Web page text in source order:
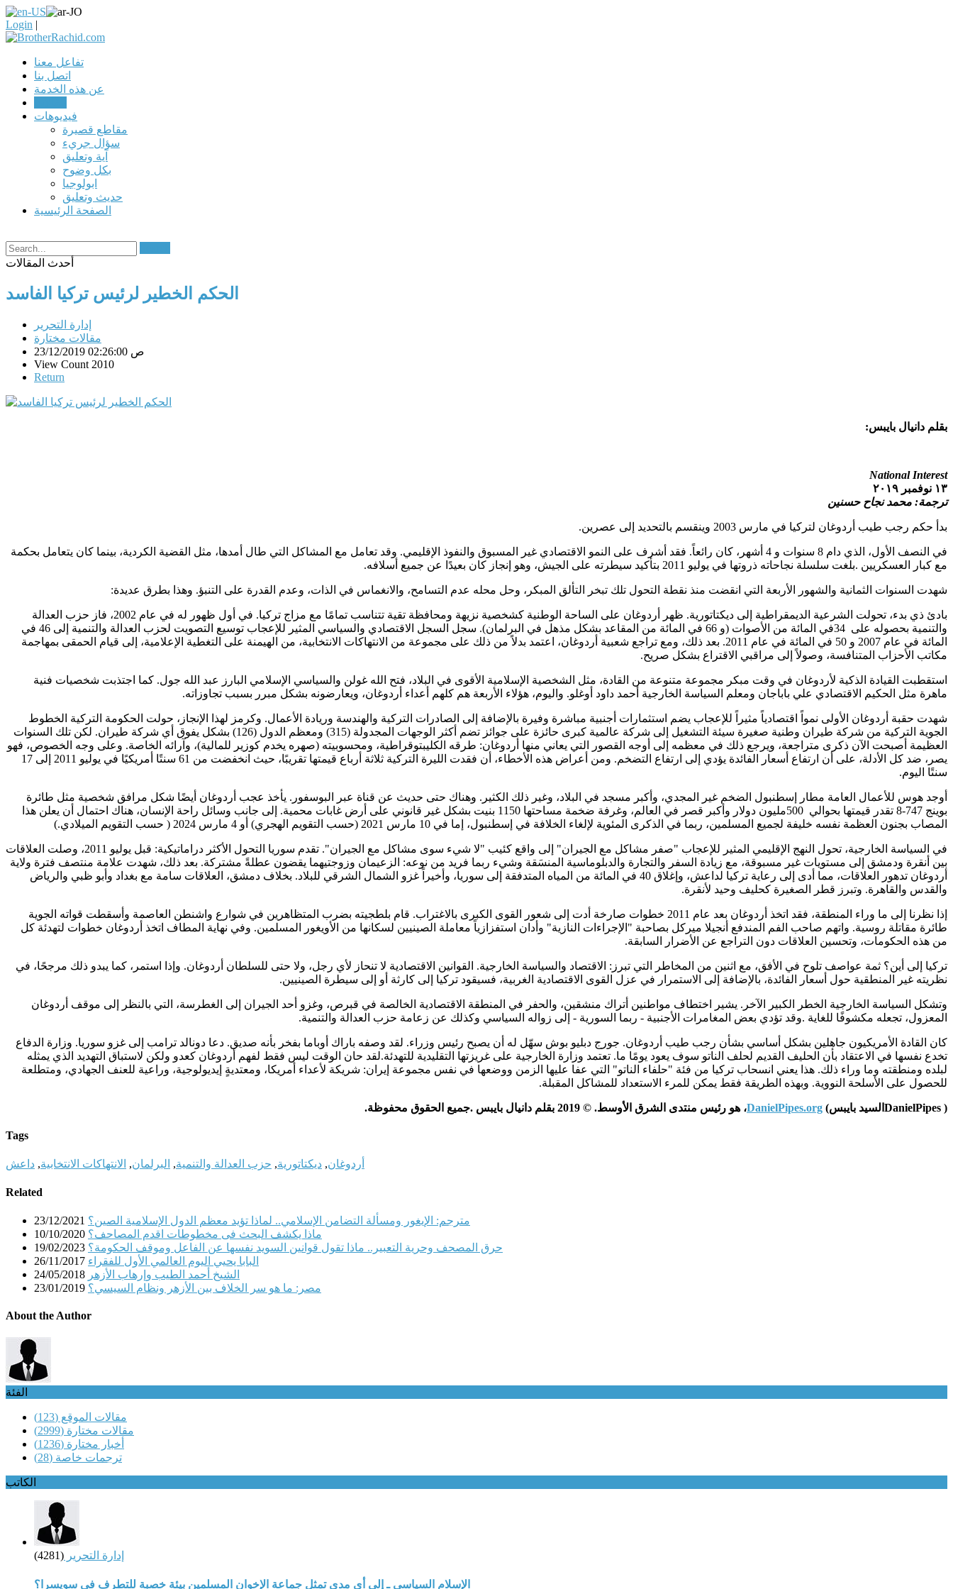
Login |
تفاعل معنا
اتصل بنا
عن هذه الخدمة
فيديوهات
مقاطع قصيرة
سؤال جريء
آية وتعليق
بكل وضوح
ابولوجيا
حديث وتعليق
الصفحة الرئيسية
أحدث المقالات
الحكم الخطير لرئيس تركيا الفاسد
إدارة التحرير
مقالات مختارة
23/12/2019 02:26:00 ص
View Count 2010
Return
بقلم دانيال بايبس:
National Interest
١٣ نوفمبر ٢٠١٩
ترجمة: محمد نجاح حسنين
بدأ حكم رجب طيب أردوغان لتركيا في مارس 2003 وينقسم بالتحديد إلى عصرين .
في النصف الأول، الذي دام 8 سنوات و 4 أشهر، كان رائعاً. فقد أشرف على النمو الاقتصادي غير المسبوق والنفوذ الإقليمي. وقد تعامل مع المشاكل التي طال أمدها، مثل القضية الكردية، بينما كان يتعامل بحكمة
مع كبار العسكريين .بلغت سلسلة نجاحاته ذروتها في يوليو 2011 بتأكيد سيطرته على الجيش، وهو إنجاز كان بعيدًا عن جميع أسلافه .
شهدت السنوات الثمانية والشهور الأربعة التي انقضت منذ نقطة التحول تلك تبخر التألق المبكر، وحل محله عدم التسامح، والانغماس في الذات، وعدم القدرة على التنبؤ. وهذا بطرق عديدة:
بادئ ذي بدء، تحولت الشرعية الديمقراطية إلى ديكتاتورية. ظهر أردوغان على الساحة الوطنية كشخصية نزيهة ومحافظة تقية تتناسب تمامًا مع مزاج تركيا. في أول ظهور له في عام 2002، فاز حزب العدالة
والتنمية بحصوله على 34
في المائة من الأصوات (و 66 في المائة من المقاعد بشكل مذهل في البرلمان). سجل السجل الاقتصادي والسياسي المثير للإعجاب توسيع التصويت لحزب العدالة والتنمية إلى 46 في
المائة في عام 2007 و 50 في المائة في عام 2011. بعد ذلك، ومع تراجع شعبية أردوغان، اعتمد بدلاً من ذلك على مجموعة من الانتهاكات الانتخابية، من الهيمنة على التغطية الإعلامية، إلى قيام الحمقى بمهاجمة
مكاتب الأحزاب المتنافسة، وصولاً إلى مراقبي الاقتراع بشكل صريح.
استقطبت القيادة الذكية لأردوغان في وقت مبكر مجموعة متنوعة من القادة، مثل الشخصية الإسلامية الأقوى في البلاد، فتح الله غولن والسياسي الإسلامي البارز عبد الله جول. كما اجتذبت شخصيات فنية
ماهرة مثل الحكيم الاقتصادي علي باباجان ومعلم السياسة الخارجية أحمد داود أوغلو. واليوم، هؤلاء الأربعة هم كلهم أعداء أردوغان، ويعارضونه بشكل مبرر بسبب تجاوزاته.
شهدت حقبة أردوغان الأولى نمواً اقتصادياً مثيراً للإعجاب يضم استثمارات أجنبية مباشرة وفيرة بالإضافة إلى الصادرات التركية والهندسة وريادة الأعمال. وكرمز لهذا الإنجاز، حولت الحكومة التركية الخطوط
الجوية التركية من شركة طيران وطنية صغيرة سيئة التشغيل إلى شركة عالمية كبرى حائزة على جوائز تضم أكثر الوجهات المجدولة (315) ومعظم الدول (126) بشكل يفوق أي شركة طيران. لكن تلك السنوات
العظيمة أصبحت الآن ذكرى متراجعة، ويرجع ذلك في معظمه إلى أوجه القصور التي يعاني منها أردوغان: طرقه الكليبتوقراطية، ومحسوبيته (صهره يخدم كوزير للمالية)، وآرائه الخاصة. وعلى وجه الخصوص، فهو
يصر، ضد كل الأدلة، على أن ارتفاع أسعار الفائدة يؤدي إلى ارتفاع التضخم. ومن أعراض هذه الأخطاء، أن فقدت الليرة التركية ثلاثة أرباع قيمتها تقريبًا، حيث انخفضت من 61 سنتًا أمريكيًا في يوليو 2011 إلى 17
سنتًا اليوم.
أوجد هوس للأعمال العامة مطار إسطنبول الضخم غير المجدي، وأكبر مسجد في البلاد، وغير ذلك الكثير. وهناك حتى حديث عن قناة عبر البوسفور. يأخذ عجب أردوغان أيضًا شكل مرافق شخصية مثل طائرة
بوينج 747-8 تقدر قيمتها بحوالي
500
مليون دولار وأكبر قصر في العالم، وغرفة ضخمة مساحتها 1150 بنيت بشكل غير قانوني على أرض غابات محمية. إلى جانب وسائل راحة الإنسان، هناك احتمال أن يعلن هذا
المصاب بجنون العظمة نفسه خليفة لجميع المسلمين، ربما في الذكرى المئوية لإلغاء الخلافة في إسطنبول، إما في 10 مارس 2021 (حسب التقويم الهجري) أو 4 مارس 2024 ( حسب التقويم الميلادي
(.
في السياسة الخارجية، تحول النهج الإقليمي المثير للإعجاب "صفر مشاكل مع الجيران" إلى واقع كئيب "لا شيء سوى مشاكل مع الجيران". تقدم سوريا التحول الأكثر دراماتيكية: قبل يوليو 2011، وصلت العلاقات
بين أنقرة ودمشق إلى مستويات غير مسبوقة، مع زيادة السفر والتجارة والدبلوماسية المنسَقة وشيء ربما فريد من نوعه: الزعيمان وزوجتيهما يقضون عطلةً مشتركة. بعد ذلك، شهدت علامة منتصف فترة ولاية
أردوغان تدهور العلاقات، مما أدى إلى رعاية تركيا لداعش، وإغلاق 40 في المائة من المياه المتدفقة إلى سوريا، وأخيراً غزو الشمال الشرقي للبلاد. بخلاف دمشق، العلاقات سامة مع بغداد وأبو ظبي والرياض
والقدس والقاهرة. وتبرز قطر الصغيرة كحليف وحيد لأنقرة.
إذا نظرنا إلى ما وراء المنطقة، فقد اتخذ أردوغان بعد عام 2011 خطوات صارخة أدت إلى شعور القوى الكبرى بالاغتراب. قام بلطجيته بضرب المتظاهرين في شوارع واشنطن العاصمة وأسقطت قواته الجوية
طائرة مقاتلة روسية. واتهم صاحب الفم المندفع أنجيلا ميركل بصاحبة "الإجراءات النازية" وأدان استفزازياً معاملة الصينيين لسكانها من الأويغور المسلمين. وفي نهاية المطاف اتخذ أردوغان خطوات لتهدئة كل
من هذه الحكومات، وتحسين العلاقات دون التراجع عن الأضرار السابقة.
تركيا إلى أين؟ ثمة عواصف تلوح في الأفق، مع اثنين من المخاطر التي تبرز: الاقتصاد والسياسة الخارجية. القوانين الاقتصادية لا تنحاز لأي رجل، ولا حتى للسلطان أردوغان. وإذا استمر، كما يبدو ذلك مرجحًا، في
نظريته غير المنطقية حول أسعار الفائدة، بالإضافة إلى الاستمرار في عزل القوى الاقتصادية الغربية، فسيقود تركيا إلى كارثة أو إلى سيطرة الصينيين.
وتشكل السياسة الخارجية الخطر الكبير الآخر. يشير اختطاف مواطنين أتراك منشقين، والحفر في المنطقة الاقتصادية الخالصة في قبرص، وغزو أحد الجيران إلى الغطرسة، التي بالنظر إلى موقف أردوغان
المعزول، تجعله مكشوفًا للغاية .وقد تؤدي بعض المغامرات الأجنبية - ربما السورية - إلى زواله السياسي وكذلك عن زعامة حزب العدالة والتنمية.
كان القادة الأمريكيون جاهلين بشكل أساسي بشأن رجب طيب أردوغان. جورج دبليو بوش سهّل له أن يصبح رئيس وزراء. لقد وصفه باراك أوباما بفخر بأنه صديق. دعا دونالد ترامب إلى غزو سوريا. وزارة الدفاع
تخدع نفسها في الاعتقاد بأن الحليف القديم لحلف الناتو سوف يعود يومًا ما. تعتمد وزارة الخارجية على غريزتها التقليدية للتهدئة.لقد حان الوقت ليس فقط لفهم أردوغان كعدو ولكن لاستباق التهديد الذي يمثله
لبلده ومنطقته وما وراء ذلك. هذا يعني انسحاب تركيا من فئة "حلفاء الناتو" التي عفا عليها الزمن ووضعها في نفس مجموعة إيران: شريكة لأعداء أمريكا، ومعتديةٍ إيديولوجية، وراعية للعنف الجهادي، ومتطلعة
للحصول على الأسلحة النووية. وبهذه الطريقة فقط يمكن للمرء الاستعداد للمشاكل المقبلة.
(
DanielPipes السيد بايبس(
DanielPipes.org، هو رئيس منتدى الشرق الأوسط. © 2019 بقلم دانيال بايبس .جميع الحقوق محفوظة.
Tags
أردوغان, ديكتاتورية, حزب العدالة والتنمية, البرلمان, الانتهاكات الانتخابية, داعش
Related
مترجم: الإيغور ومسألة التضامن الإسلامي.. لماذا تؤيد معظم الدول الإسلامية الصين؟
ماذا يكشف البحث فى مخطوطات اقدم المصاحف؟
حرق المصحف وحرية التعبير.. ماذا تقول قوانين السويد نفسها عن الفاعل وموقف الحكومة؟
البابا يحيي اليوم العالمي الأول للفقراء
الشيخ أحمد الطيب وإرهاب الأزهر
مصر: ما هو سر الخلاف بين الأزهر ونظام السيسي؟
About the Author
الفئة
مقالات الموقع (123)
مقالات مختارة (2999)
أخبار مختارة (1236)
ترجمات خاصة (28)
الكاتب
إدارة التحرير (4281)
الإسلام السياسي ـ إلى أي مدى تمثل جماعة الإخوان المسلمين بيئة خصبة للتطرف في سويسرا؟